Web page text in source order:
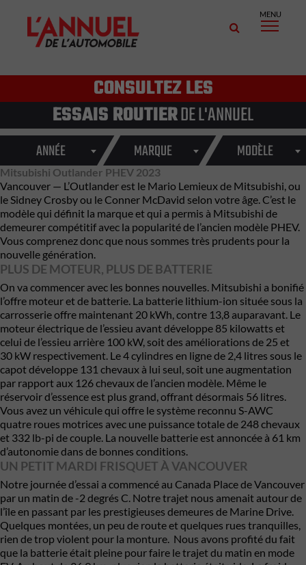
MENU
CONSULTEZ LES
ESSAIS ROUTIERDE L'ANNUEL
ANNÉE MARQUE MODÈLE
Mitsubishi Outlander PHEV 2023
Vancouver — L’Outlander est le Mario Lemieux de Mitsubishi, ou
le Sidney Crosby ou le Conner McDavid selon votre âge. C’est le
modèle qui définit la marque et qui a permis à Mitsubishi de
demeurer compétitif avec la popularité de l’ancien modèle PHEV.
Vous comprenez donc que nous sommes très prudents pour la
nouvelle génération.
PLUS DE MOTEUR, PLUS DE BATTERIE
On va commencer avec les bonnes nouvelles. Mitsubishi a bonifié
l’offre moteur et de batterie. La batterie lithium-ion située sous la
carrosserie offre maintenant 20 kWh, contre 13,8 auparavant. Le
moteur électrique de l’essieu avant développe 85 kilowatts et
celui de l’essieu arrière 100 kW, soit des améliorations de 25 et
30 kW respectivement. Le 4 cylindres en ligne de 2,4 litres sous le
capot développe 131 chevaux à lui seul, soit une augmentation
par rapport aux 126 chevaux de l’ancien modèle. Même le
réservoir d’essence est plus grand, offrant désormais 56 litres.
Vous avez un véhicule qui offre le système reconnu S-AWC
quatre roues motrices avec une puissance totale de 248 chevaux
et 332 lb-pi de couple. La nouvelle batterie est annoncée à 61 km
d’autonomie dans de bonnes conditions.
UN PETIT MARDI FRISQUET À VANCOUVER
Notre journée d’essai a commencé au Canada Place de Vancouver
par un matin de -2 degrés C. Notre trajet nous amenait autour de
l’île en passant par les prestigieuses demeures de Marine Drive.
Quelques montées, un peu de route et quelques rues tranquilles,
rien de trop violent pour la monture. Nous avons profité du fait
que la batterie était pleine pour faire le trajet du matin en mode